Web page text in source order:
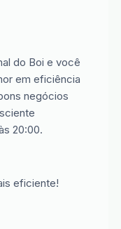
do Boi e você
em eficiência
negócios
20:00.
eficiente!